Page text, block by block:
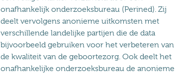
onafhankelijk onderzoeksbureau (Perined). Zij
deelt vervolgens anonieme uitkomsten met
verschillende landelijke partijen die de data
bijvoorbeeld gebruiken voor het verbeteren van
de kwaliteit van de geboortezorg. Ook deelt het
onafhankelijke onderzoeksbureau de anonieme